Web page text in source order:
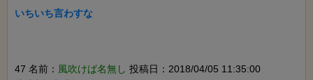
いちいち言わすな
47 名前： 風吹けば名無し 投稿日：2018/04/05 11:35:00